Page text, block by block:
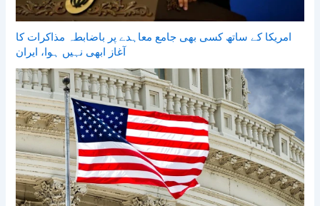
امریکا کے ساتھ کسی بھی جامع معاہدے پر باضابطہ مذاکرات کا
آغاز ابھی نہیں ہوا، ایران